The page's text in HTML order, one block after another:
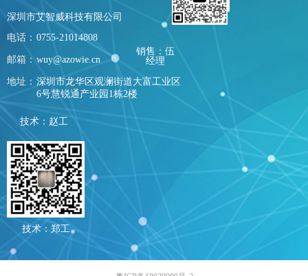
电话： 0755-21014808
邮箱： wuy@azowie.cn
地址： 深圳市龙华区观澜街道大富工业区
6号慧锐通产业园1栋2楼
深圳市艾智威科技有限公司
销售：伍
经理
技术：赵工
技术：郑工